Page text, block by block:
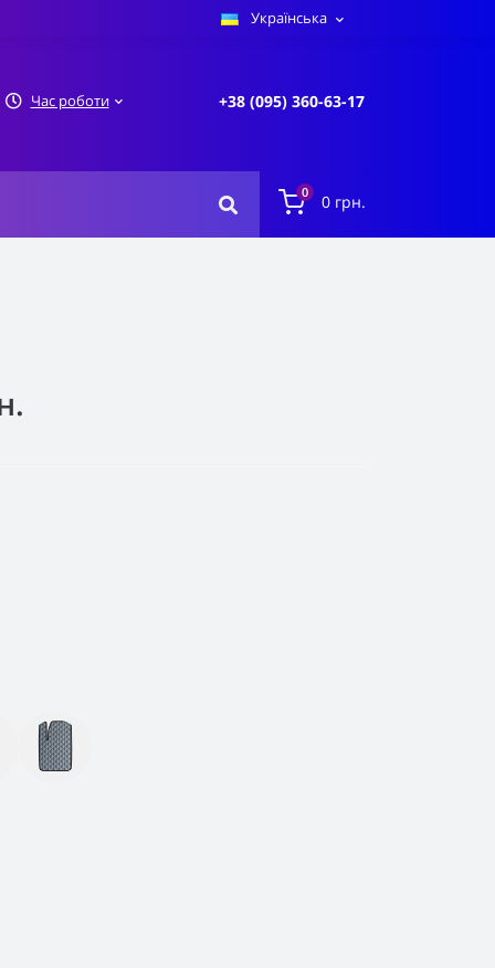
Українська
Час роботи +38 (095) 360-63-17
0 0 грн.